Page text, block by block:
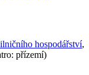
hospodářství,
přízemí)